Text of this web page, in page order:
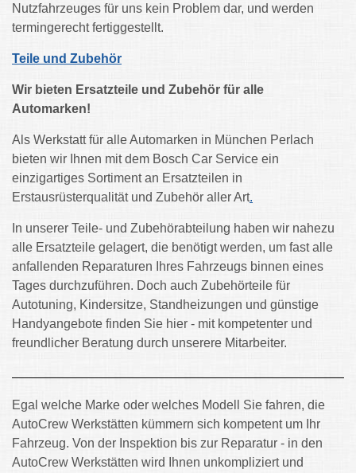
Nutzfahrzeuges für uns kein Problem dar, und werden
termingerecht fertiggestellt.
Teile und Zubehör
Wir bieten Ersatzteile und Zubehör für alle
Automarken!
Als Werkstatt für alle Automarken in München Perlach
bieten wir Ihnen mit dem Bosch Car Service ein
einzigartiges Sortiment an Ersatzteilen in
Erstausrüsterqualität und Zubehör aller Art.
In unserer Teile- und Zubehörabteilung haben wir nahezu
alle Ersatzteile gelagert, die benötigt werden, um fast alle
anfallenden Reparaturen Ihres Fahrzeugs binnen eines
Tages durchzuführen. Doch auch Zubehörteile für
Autotuning, Kindersitze, Standheizungen und günstige
Handyangebote finden Sie hier - mit kompetenter und
freundlicher Beratung durch unserere Mitarbeiter.
Egal welche Marke oder welches Modell Sie fahren, die
AutoCrew Werkstätten kümmern sich kompetent um Ihr
Fahrzeug. Von der Inspektion bis zur Reparatur - in den
AutoCrew Werkstätten wird Ihnen unkompliziert und